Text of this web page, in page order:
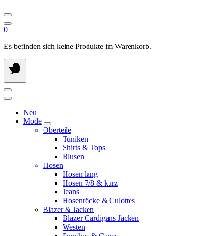
0
Es befinden sich keine Produkte im Warenkorb.
Neu
Mode
Oberteile
Tuniken
Shirts & Tops
Blusen
Hosen
Hosen lang
Hosen 7/8 & kurz
Jeans
Hosenröcke & Culottes
Blazer & Jacken
Blazer Cardigans Jacken
Westen